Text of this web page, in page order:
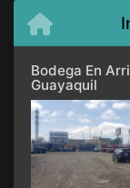
Bodega En
Guayaquil